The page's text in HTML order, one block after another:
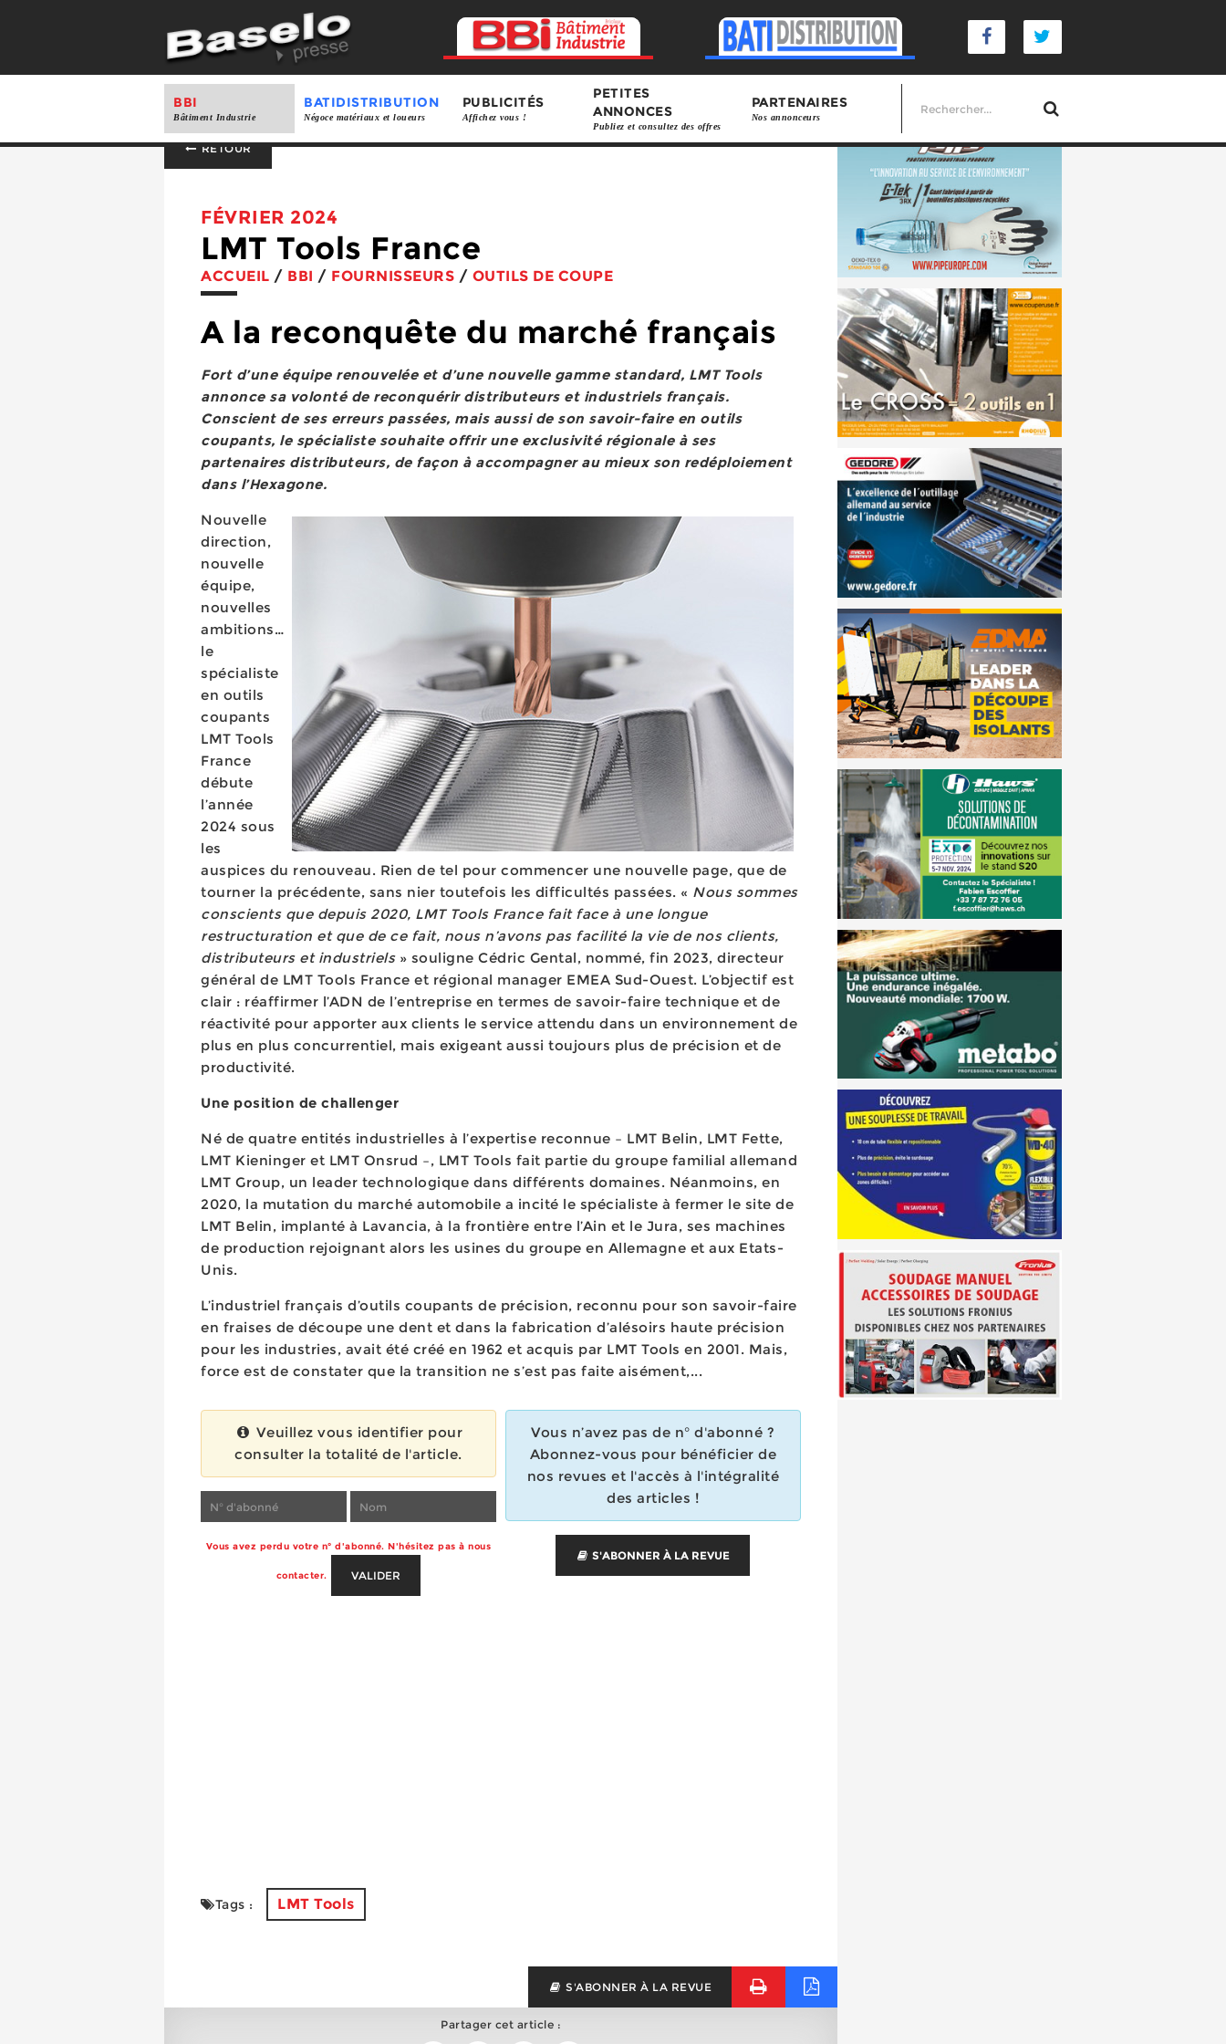
BBI
Bâtiment Industrie
BATIDISTRIBUTION
Négoce matériaux et loueurs
PUBLICITÉS
Affichez vous !
PETITES
ANNONCES
Publiez et consultez des offres
PARTENAIRES
Nos annonceurs
RETOUR
FÉVRIER 2024
LMT Tools France
ACCUEIL / BBI / FOURNISSEURS / OUTILS DE COUPE
A la reconquête du marché français
Fort d’une équipe renouvelée et d’une nouvelle gamme standard, LMT Tools
annonce sa volonté de reconquérir distributeurs et industriels français.
Conscient de ses erreurs passées, mais aussi de son savoir-faire en outils
coupants, le spécialiste souhaite offrir une exclusivité régionale à ses
partenaires distributeurs, de façon à accompagner au mieux son redéploiement
dans l’Hexagone.
Nouvelle
direction,
nouvelle
équipe,
nouvelles
ambitions…
le
spécialiste
en outils
coupants
LMT Tools
France
débute
l’année
2024 sous
les
auspices du renouveau. Rien de tel pour commencer une nouvelle page, que de
tourner la précédente, sans nier toutefois les difficultés passées. « Nous sommes
conscients que depuis 2020, LMT Tools France fait face à une longue
restructuration et que de ce fait, nous n’avons pas facilité la vie de nos clients,
distributeurs et industriels » souligne Cédric Gental, nommé, fin 2023, directeur
général de LMT Tools France et régional manager EMEA Sud-Ouest. L’objectif est
clair : réaffirmer l’ADN de l’entreprise en termes de savoir-faire technique et de
réactivité pour apporter aux clients le service attendu dans un environnement de
plus en plus concurrentiel, mais exigeant aussi toujours plus de précision et de
productivité.
Une position de challenger
Né de quatre entités industrielles à l’expertise reconnue – LMT Belin, LMT Fette,
LMT Kieninger et LMT Onsrud –, LMT Tools fait partie du groupe familial allemand
LMT Group, un leader technologique dans différents domaines. Néanmoins, en
2020, la mutation du marché automobile a incité le spécialiste à fermer le site de
LMT Belin, implanté à Lavancia, à la frontière entre l’Ain et le Jura, ses machines
de production rejoignant alors les usines du groupe en Allemagne et aux Etats-
Unis.
L’industriel français d’outils coupants de précision, reconnu pour son savoir-faire
en fraises de découpe une dent et dans la fabrication d’alésoirs haute précision
pour les industries, avait été créé en 1962 et acquis par LMT Tools en 2001. Mais,
force est de constater que la transition ne s’est pas faite aisément,...
Veuillez vous identifier pour
consulter la totalité de l'article.
Vous avez perdu votre n° d'abonné. N'hésitez pas à nous
contacter. VALIDER
Vous n’avez pas de n° d'abonné ?
Abonnez-vous pour bénéficier de
nos revues et l'accès à l'intégralité
des articles !
S'ABONNER À LA REVUE
Tags : LMT Tools
S'ABONNER À LA REVUE
Partager cet article :